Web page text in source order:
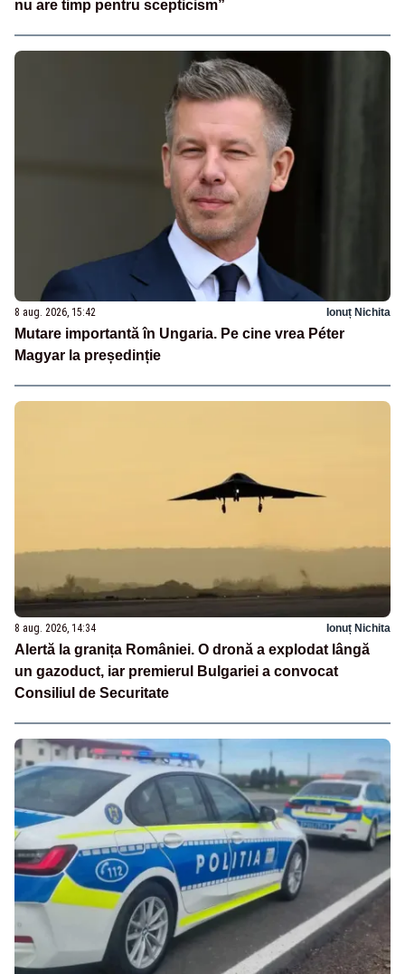
nu are timp pentru scepticism”
8 aug. 2026, 15:42 Ionuț Nichita
Mutare importantă în Ungaria. Pe cine vrea Péter
Magyar la președinție
8 aug. 2026, 14:34 Ionuț Nichita
Alertă la granița României. O dronă a explodat lângă
un gazoduct, iar premierul Bulgariei a convocat
Consiliul de Securitate